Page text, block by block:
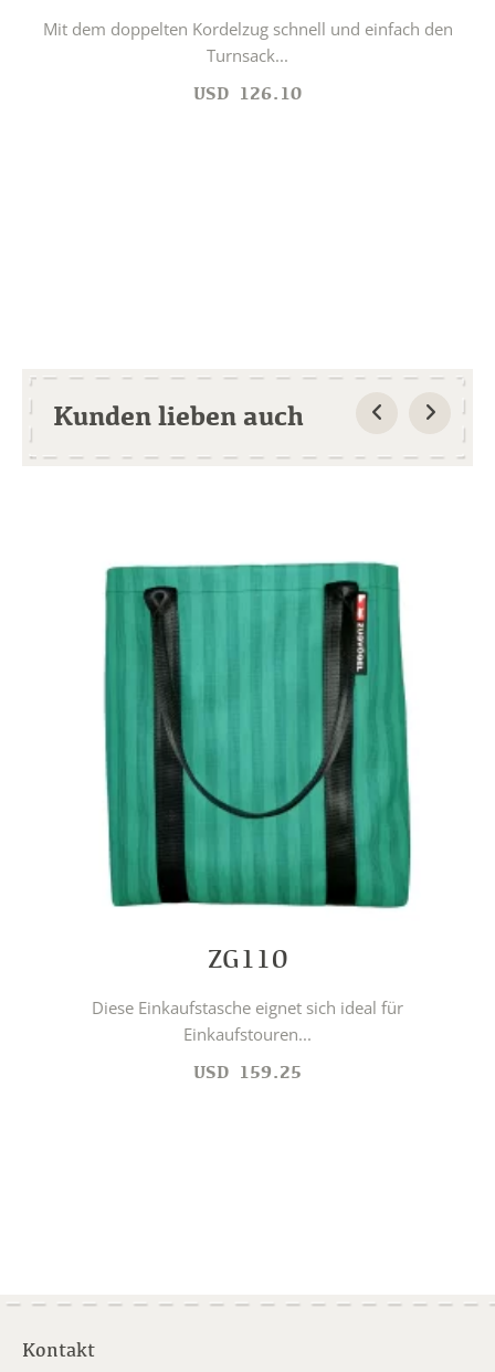
Mit dem doppelten Kordelzug schnell und einfach den
Turnsack...
USD 126.10
Kunden lieben auch
ZG110
Diese Einkaufstasche eignet sich ideal für
Einkaufstouren...
USD 159.25
Kontakt